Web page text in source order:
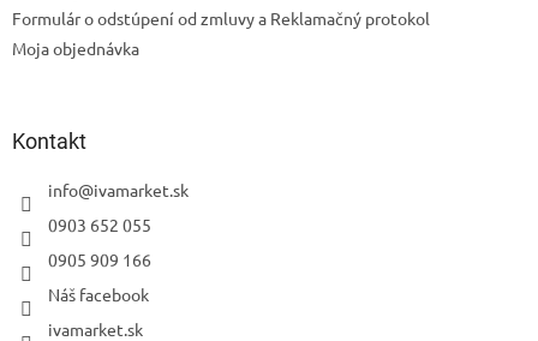
Formulár o odstúpení od zmluvy a Reklamačný protokol
Moja objednávka
Kontakt
info@ivamarket.sk
0903 652 055
0905 909 166
Náš facebook
ivamarket.sk